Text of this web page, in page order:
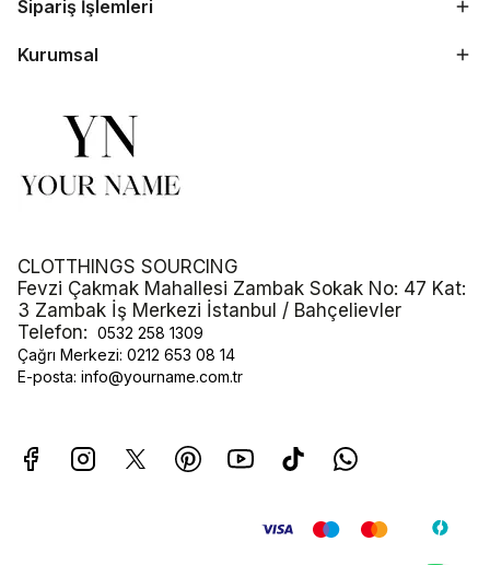
Sipariş İşlemleri
Kurumsal
CLOTTHINGS SOURCING
Fevzi Çakmak Mahallesi Zambak Sokak No: 47 Kat:
3 Zambak İş Merkezi İstanbul / Bahçelievler
Telefon: 0532 258 1309
Çağrı Merkezi: 0212 653 08 14
E-posta: info@yourname.com.tr